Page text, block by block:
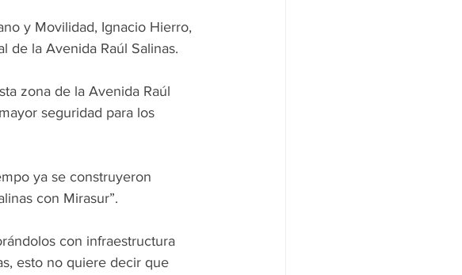
y Movilidad, Ignacio Hierro,
de la Avenida Raúl Salinas.
zona de la Avenida Raúl
seguridad para los
ya se construyeron
con Mirasur”.
con infraestructura
esto no quiere decir que